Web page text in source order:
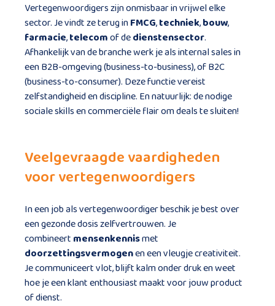
Vertegenwoordigers zijn onmisbaar in vrijwel elke
sector. Je vindt ze terug inFMCG,techniek,bouw,
farmacie,telecomof dedienstensector.
Afhankelijk van de branche werk je als internal sales in
een B2B-omgeving (business-to-business), of B2C
(business-to-consumer). Deze functie vereist
zelfstandigheid en discipline. En natuurlijk: de nodige
sociale skills en commerciële flair om deals te sluiten!
Veelgevraagde vaardigheden
voor vertegenwoordigers
In een job als vertegenwoordiger beschik je best over
een gezonde dosis zelfvertrouwen. Je
combineert mensenkennismet
doorzettingsvermogenen een vleugje creativiteit.
Je communiceert vlot, blijft kalm onder druk en weet
hoe je een klant enthousiast maakt voor jouw product
of dienst.